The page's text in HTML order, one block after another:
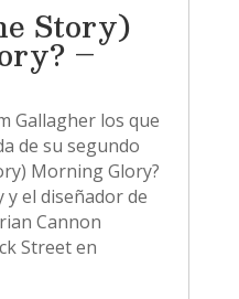
Story)
–
Gallagher los que
de su segundo
Morning Glory?
y el diseñador de
Cannon
Street en